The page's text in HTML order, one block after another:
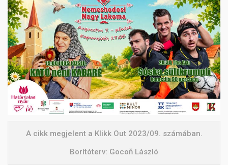
A cikk megjelent a Klikk Out 2023/09. számában.
Borítóterv: Gocoň László